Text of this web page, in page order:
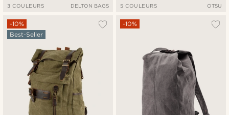
3 COULEURS DELTON BAGS 5 COULEURS OTSU
-10%
Best-Seller
-10%